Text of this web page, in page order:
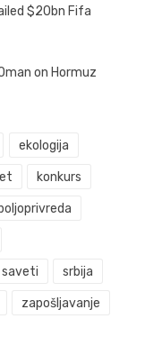
$20bn Fifa
on Hormuz
ekologija
konkurs
saveti srbija
zapošljavanje